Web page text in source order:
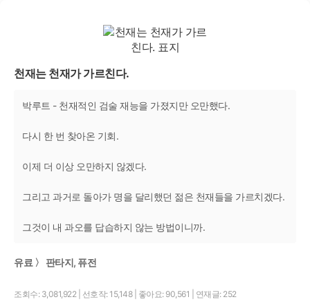
천재는 천재가 가르친다.
박루트 - 천재적인 검술 재능을 가졌지만 오만했다.
다시 한 번 찾아온 기회.
이제 더 이상 오만하지 않겠다.
그리고 과거로 돌아가 명을 달리했던 젊은 천재들을 가르치겠다.
그것이 내 과오를 답습하지 않는 방법이니까.
유료 〉 판타지, 퓨전
조회수: 3,081,922 선호작: 15,148 좋아요: 90,561 연재글: 252